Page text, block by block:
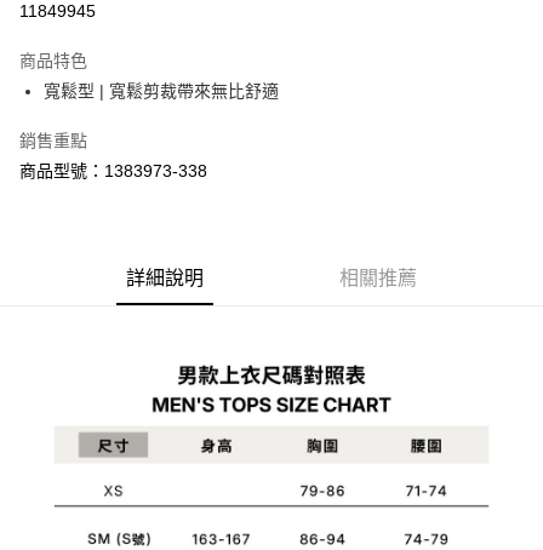
Google Pay
大哥付你分期
流程，驗證手機門號後，選擇欲分期的期數、繳款截止日，確認付款後即完
消。如遇「轉專審核」未通過狀況，表示未達大哥付你分期系統評分，恕無
1.分期款項不併入電信帳單，「大哥付你分期」於每月結算日後寄送繳費提
醒簡訊。
帳／街口支付／iPASS MONEY」等通路繳費。
【注意事項】
２．便利：只要手機號碼，簡訊認證，即可結帳。
３．安心：先確認商品／服務後，再付款。
【「AFTEE先享後付」結帳流程】
結帳頁面，進行簡訊認證並確認金額後，即可完成結帳。
２．訂單成立數日內，您將收到繳費通知簡訊。
３．收到繳費通知簡訊後14天內，點擊此簡訊中的連結，可透過四大超商／
每筆NT$70，滿NT$899(含以上)免運費
付款後7-11取貨
11849945
商品特色
寬鬆型 | 寬鬆剪裁帶來無比舒適
銷售重點
商品型號：1383973-338
詳細說明 相關推薦